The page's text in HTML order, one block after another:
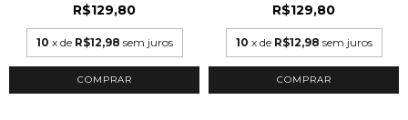
R$129,80
10 x de R$12,98 sem juros
COMPRAR
R$129,80
10 x de R$12,98 sem juros
COMPRAR